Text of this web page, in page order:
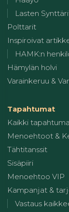
Lasten
Polttarit
Inspiroivat
HAMK:n
Hämylän holvi
Varainkeruu &
Tapahtumat
Kaikki
Menoehtoot &
Tähtitanssit
Sisäpiiri
Menoehtoo VIP
Kampanjat &
Vastaus